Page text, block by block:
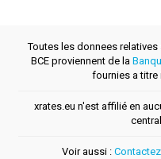
Toutes les donnees
BCE proviennent de la
fournies a
xrates.eu n'est affilié en
Voir aussi :